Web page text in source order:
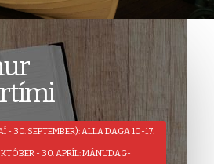
- 30. SEPTEMBER): ALLA DAGA 10-17.
- 30. APRÍL: MÁNUDAG-